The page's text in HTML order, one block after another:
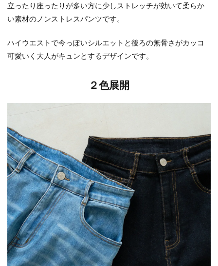
立ったり座ったりが多い方に少しストレッチが効いて柔らか
い素材のノンストレスパンツです。
ハイウエストで今っぽいシルエットと後ろの無骨さがカッコ
可愛いく大人がキュンとするデザインです。
２色展開